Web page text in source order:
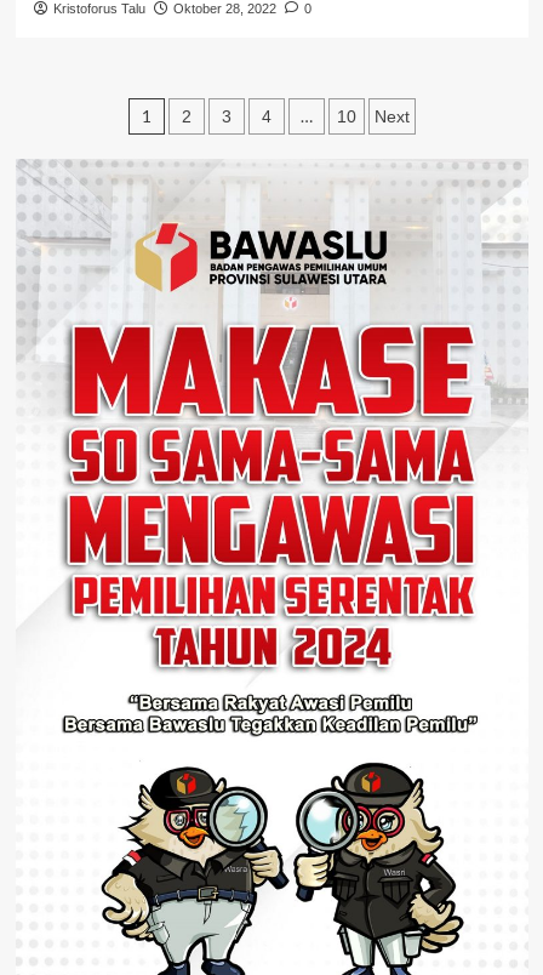
Kristoforus Talu Oktober 28, 2022 0
Paginasi
pos
1 2 3 4 … 10 Next